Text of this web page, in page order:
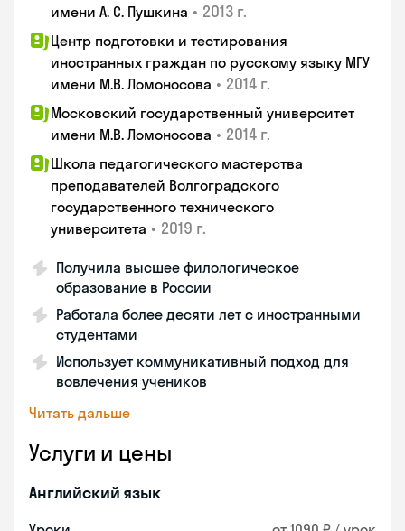
имени А. С. Пушкина • 2013 г.
Центр подготовки и тестирования
иностранных граждан по русскому языку МГУ
имени М.В. Ломоносова • 2014 г.
Московский государственный университет
имени М.В. Ломоносова • 2014 г.
Школа педагогического мастерства
преподавателей Волгоградского
государственного технического
университета • 2019 г.
Получила высшее филологическое
образование в России
Работала более десяти лет с иностранными
студентами
Использует коммуникативный подход для
вовлечения учеников
Читать дальше
Услуги и цены
Английский язык